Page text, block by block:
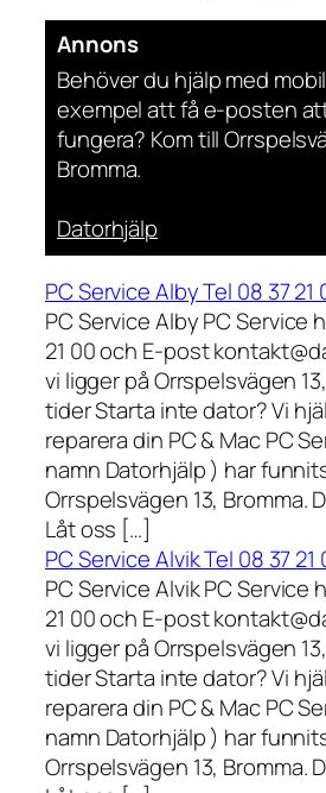
Annons
Behöver du hjälp med
exempel att få e-posten
fungera? Kom till
Bromma.
Datorhjälp
PC Service Alby Tel 08 37 21
PC Service Alby PC Service
21 00 och E-post
vi ligger på Orrspelsvägen
tider Starta inte dator? Vi
reparera din PC & Mac PC
namn Datorhjälp ) har
Orrspelsvägen 13, Bromma.
Låt oss […]
PC Service Alvik Tel 08 37 21
PC Service Alvik PC Service
21 00 och E-post
vi ligger på Orrspelsvägen
tider Starta inte dator? Vi
reparera din PC & Mac PC
namn Datorhjälp ) har
Orrspelsvägen 13, Bromma.